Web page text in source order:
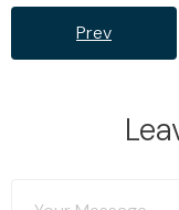
Prev